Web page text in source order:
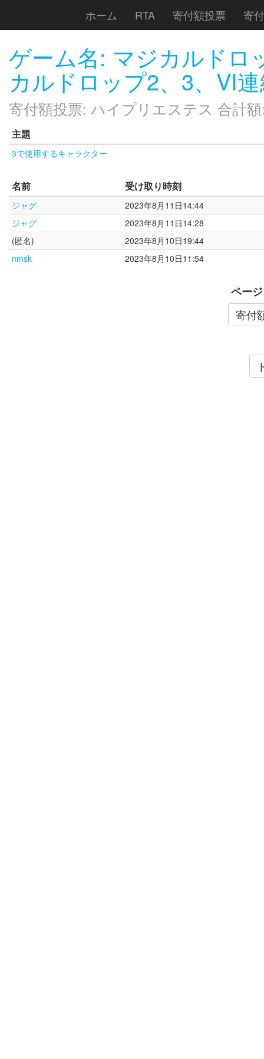
ホーム RTA 寄付額投票 寄
ゲーム名: マジカルドロ
カルドロップ2、3、VI
寄付額投票: ハイプリエステス 合計
主題
3で使用するキャラクター
名前 受け取り時刻
ジャグ
2023年8月11日14:44
ジャグ
2023年8月11日14:28
(匿名)
2023年8月10日19:44
nmsk
2023年8月10日11:54
ページ
寄付